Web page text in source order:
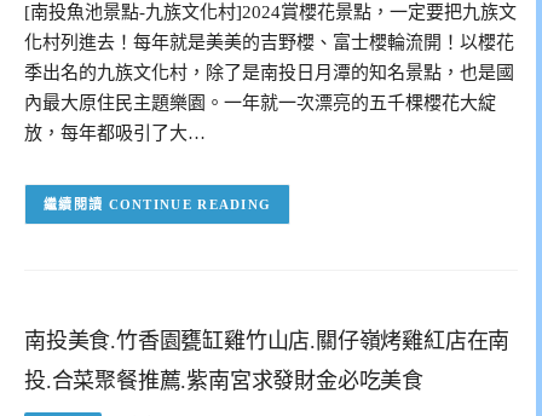
[南投魚池景點-九族文化村]2024賞櫻花景點，一定要把九族文
化村列進去！每年就是美美的吉野櫻、富士櫻輪流開！以櫻花
季出名的九族文化村，除了是南投日月潭的知名景點，也是國
內最大原住民主題樂園。一年就一次漂亮的五千棵櫻花大綻
放，每年都吸引了大…
CONTINUE READING
南投美食.竹香園甕缸雞竹山店.關仔嶺烤雞紅店在南
投.合菜聚餐推薦.紫南宮求發財金必吃美食